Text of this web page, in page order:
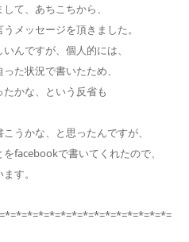
て、あちこちから、
メッセージを頂きました。
んですが、個人的には、
た状況で書いたため、
かな、という反省も
うかな、と思ったんですが、
facebookで書いてくれたので、
す。